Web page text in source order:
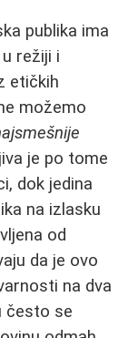
publika ima
u režiji i
etičkih
možemo
je po tome
dok jedina
na izlasku
od
da je ovo
na dva
često se